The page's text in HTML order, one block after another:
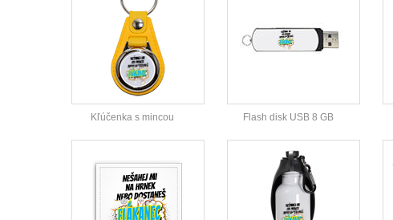
Kľúčenka s mincou Flash disk USB 8 GB